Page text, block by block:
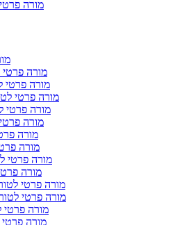
מורה
מורה
מורה פרטי
מורה פרטי
מורה פרטי
מורה
מורה
מורה
מורה פרטי
מורה
מורה פרטי
מורה פרטי
מורה פרטי
מורה